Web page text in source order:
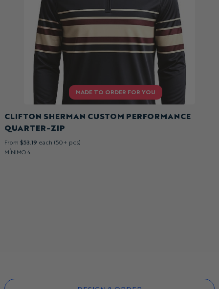
CLIFTON SHERMAN CUSTOM PERFORMANCE
QUARTER-ZIP
From $53.19 each (50+ pcs)
MÍNIMO 4